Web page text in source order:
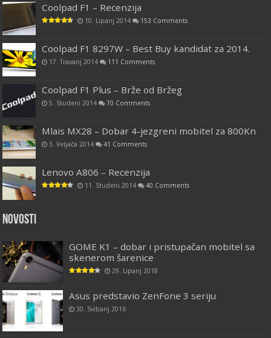
Coolpad F1 – Recenzija
10. Lipanj 2014 153 Comments
Coolpad F1 8297W – Best Buy kandidat za 2014.
17. Travanj 2014 111 Comments
Coolpad F1 Plus – Brže od Bržeg
5. Studeni 2014 70 Comments
Mlais MX28 – Dobar 4-jezgreni mobitel za 800Kn
3. Veljača 2014 41 Comments
Lenovo A806 – Recenzija
11. Studeni 2014 40 Comments
Novosti
GOME K1 – dobar i pristupačan mobitel sa
skenerom šarenice
29. Lipanj 2018
Asus predstavio ZenFone 3 seriju
30. Svibanj 2016